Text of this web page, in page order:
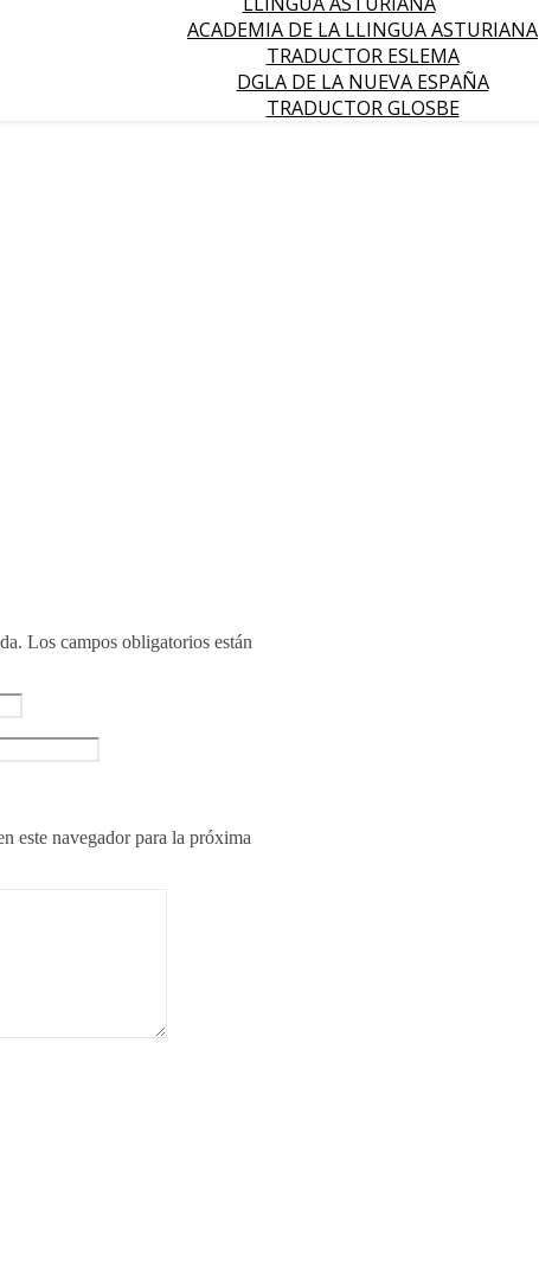
ACADEMIA DE LA LLINGUA ASTURIANA
TRADUCTOR ESLEMA
DGLA DE LA NUEVA ESPAÑA
TRADUCTOR GLOSBE
Los campos obligatorios están
este navegador para la próxima